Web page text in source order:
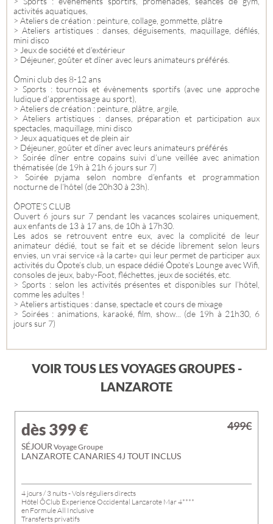
activités aquatiques,
> Ateliers de création : peinture, collage, gommette, plâtre
> Ateliers artistiques : danses, déguisements, maquillage, défilés,
mini disco
> Jeux de société et d’extérieur
> Déjeuner, goûter et dîner avec leurs animateurs préférés.
Ômini club des 8-12 ans
> Sports : tournois et évènements sportifs (avec une approche
ludique d’apprentissage au sport),
> Ateliers de création : peinture, plâtre, argile,
> Ateliers artistiques : danses, préparation et participation aux
spectacles, maquillage, mini disco
> Jeux aquatiques et de plein air
> Déjeuner, goûter et dîner avec leurs animateurs préférés
> Soirée dîner entre copains suivi d’une veillée avec animation
thématisée (de 19h à 21h 6 jours sur 7)
> Soirée pyjama selon nombre d’enfants et programmation
nocturne de l’hôtel (de 20h30 à 23h).
ÔPOTE’S CLUB
Ouvert 6 jours sur 7 pendant les vacances scolaires uniquement,
aux enfants de 13 à 17 ans, de 10h à 17h30.
Les ados se retrouvent entre eux, avec la complicité de leur
animateur dédié, tout se fait et se décide librement selon leurs
envies, un vrai service «à la carte» qui leur permet de participer aux
activités du Ôpote’s club, un espace dédié Ôpote’s Lounge avec Wifi,
consoles de jeux, baby-Foot, fléchettes, jeux de sociétés, etc.
> Sports : selon les activités présentes et disponibles sur l’hôtel,
comme les adultes !
> Ateliers artistiques : danse, spectacle et cours de mixage
> Soirées : animations, karaoké, film, show... (de 19h à 21h30, 6
jours sur 7)
VOIR TOUS LES VOYAGES GROUPES -
LANZAROTE
dès 399€
SÉJOUR Voyage Groupe
LANZAROTE CANARIES 4J TOUT INCLUS
4 jours / 3 nuits - Vols réguliers directs
Hôtel ÔClub Experience Occidental Lanzarote Mar 4****
en Formule All Inclusive
Transferts privatifs
499€